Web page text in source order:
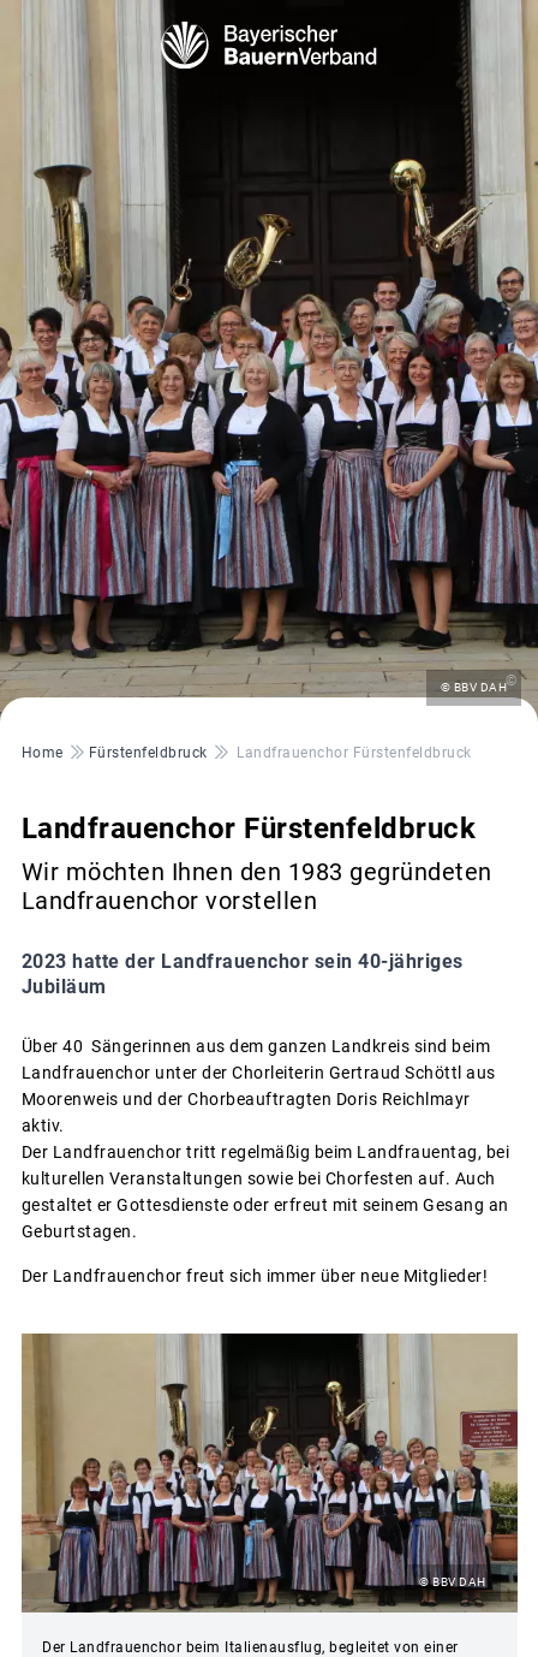
© BBV DAH©
Pfadnavigation
Home Fürstenfeldbruck Landfrauenchor Fürstenfeldbruck
Landfrauenchor Fürstenfeldbruck
Wir möchten Ihnen den 1983 gegründeten
Landfrauenchor vorstellen
2023 hatte der Landfrauenchor sein 40-jähriges
Jubiläum
Über 40 Sängerinnen aus dem ganzen Landkreis sind beim
Landfrauenchor unter der Chorleiterin Gertraud Schöttl aus
Moorenweis und der Chorbeauftragten Doris Reichlmayr
aktiv.
Der Landfrauenchor tritt regelmäßig beim Landfrauentag, bei
kulturellen Veranstaltungen sowie bei Chorfesten auf. Auch
gestaltet er Gottesdienste oder erfreut mit seinem Gesang an
Geburtstagen.
Der Landfrauenchor freut sich immer über neue Mitglieder!
© BBV DAH
Der Landfrauenchor beim Italienausflug, begleitet von einer